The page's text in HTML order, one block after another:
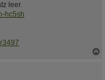
leer.
hc5sh